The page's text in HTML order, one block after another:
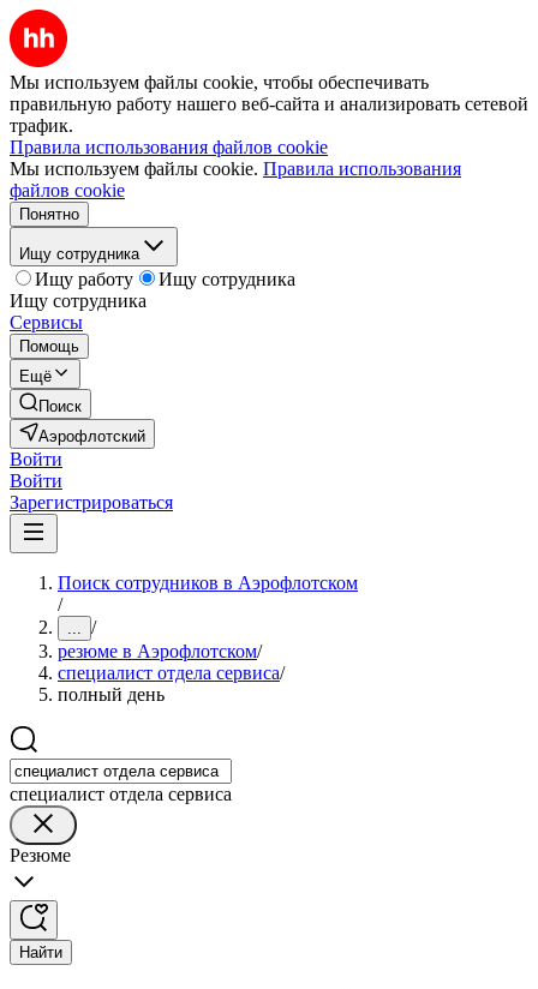
Мы используем файлы cookie, чтобы обеспечивать
правильную работу нашего веб-сайта и анализировать сетевой
трафик.
Правила использования файлов cookie
Мы используем файлы cookie. Правила использования
файлов cookie
Понятно
Ищу сотрудника
Ищу работу
Ищу сотрудника
Ищу сотрудника
Сервисы
Помощь
Ещё
Поиск
Аэрофлотский
Войти
Войти
Зарегистрироваться
Поиск сотрудников в Аэрофлотском
/
... /
резюме в Аэрофлотском/
специалист отдела сервиса/
полный день
специалист отдела сервиса
Резюме
Найти